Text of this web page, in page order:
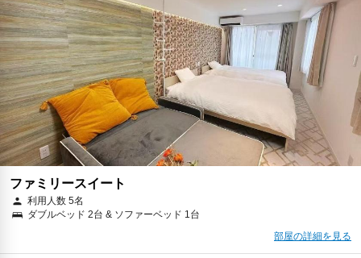
ファミリースイート
利用人数 5名
ダブルベッド 2台 & ソファーベッド 1台
部屋の詳細を見る